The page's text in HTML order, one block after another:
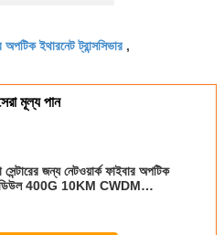
অপটিক ইথারনেট ট্রান্সসিভার ,
মূল্য পান
সেন্টারের জন্য নেটওয়ার্ক ফাইবার অপটিক
400G 10KM CWDM